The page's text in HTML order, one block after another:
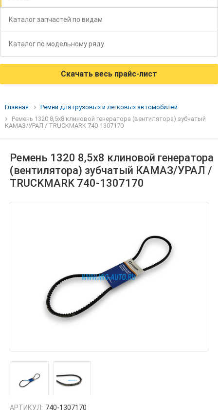
Каталог запчастей по видам
Каталог по модельному ряду
Скачать весь прайс-лист
Главная
Ремни для грузовых и легковых автомобилей
Ремень 1320 8,5х8 клиновой генератора (вентилятора) зубчатый
КАМАЗ/УРАЛ / TRUCKMARK 740-1307170
Ремень 1320 8,5х8 клиновой генератора
(вентилятора) зубчатый КАМАЗ/УРАЛ /
TRUCKMARK 740-1307170
АРТИКУЛ: 740-1307170